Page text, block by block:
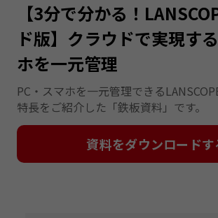
【3分で分かる！
ド版】クラウドで実現す
ホを一元管理
PC・スマホを一元管理できる
特長をご紹介した「鉄板資料」です。
資料をダウンロードす